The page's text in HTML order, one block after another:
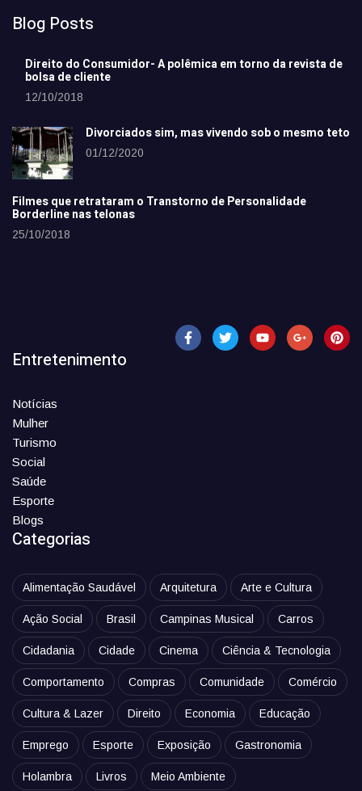
Blog Posts
Direito do Consumidor- A polêmica em torno da revista de
bolsa de cliente
12/10/2018
Divorciados sim, mas vivendo sob o mesmo teto
01/12/2020
Filmes que retrataram o Transtorno de Personalidade
Borderline nas telonas
25/10/2018
Entretenimento
Notícias
Mulher
Turismo
Social
Saúde
Esporte
Blogs
Categorias
Alimentação Saudável Arquitetura Arte e Cultura
Ação Social Brasil Campinas Musical Carros
Cidadania Cidade Cinema Ciência & Tecnologia
Comportamento Compras Comunidade Comércio
Cultura & Lazer Direito Economia Educação
Emprego Esporte Exposição Gastronomia
Holambra Livros Meio Ambiente